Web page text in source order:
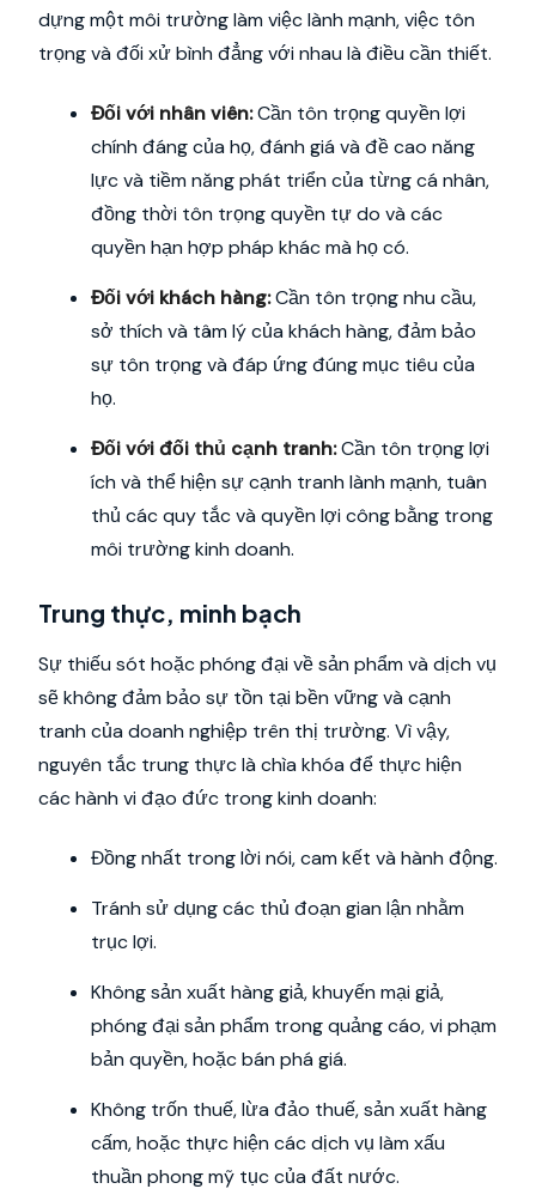
dựng một môi trường làm việc lành mạnh, việc tôn
trọng và đối xử bình đẳng với nhau là điều cần thiết.
Đối với nhân viên:Cần tôn trọng quyền lợi
chính đáng của họ, đánh giá và đề cao năng
lực và tiềm năng phát triển của từng cá nhân,
đồng thời tôn trọng quyền tự do và các
quyền hạn hợp pháp khác mà họ có.
Đối với khách hàng:Cần tôn trọng nhu cầu,
sở thích và tâm lý của khách hàng, đảm bảo
sự tôn trọng và đáp ứng đúng mục tiêu của
họ.
Đối với đối thủ cạnh tranh:Cần tôn trọng lợi
ích và thể hiện sự cạnh tranh lành mạnh, tuân
thủ các quy tắc và quyền lợi công bằng trong
môi trường kinh doanh.
Trung thực, minh bạch
Sự thiếu sót hoặc phóng đại về sản phẩm và dịch vụ
sẽ không đảm bảo sự tồn tại bền vững và cạnh
tranh của doanh nghiệp trên thị trường. Vì vậy,
nguyên tắc trung thực là chìa khóa để thực hiện
các hành vi đạo đức trong kinh doanh:
Đồng nhất trong lời nói, cam kết và hành động.
Tránh sử dụng các thủ đoạn gian lận nhằm
trục lợi.
Không sản xuất hàng giả, khuyến mại giả,
phóng đại sản phẩm trong quảng cáo, vi phạm
bản quyền, hoặc bán phá giá.
Không trốn thuế, lừa đảo thuế, sản xuất hàng
cấm, hoặc thực hiện các dịch vụ làm xấu
thuần phong mỹ tục của đất nước.